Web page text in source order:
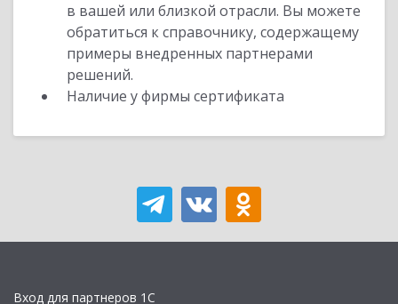
в вашей или близкой отрасли. Вы можете
обратиться к справочнику, содержащему
примеры внедренных партнерами
решений.
Наличие у фирмы сертификата
Вход для партнеров 1С